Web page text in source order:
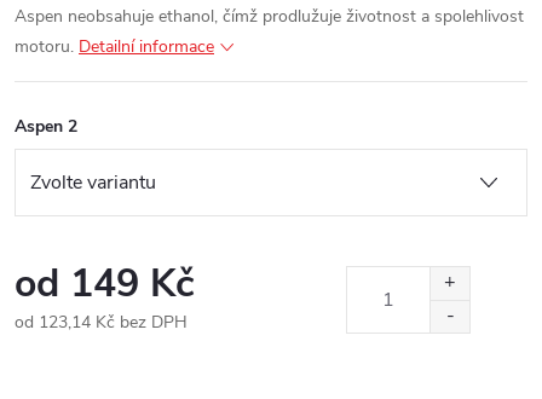
Aspen neobsahuje ethanol, čímž prodlužuje životnost a spolehlivost
motoru. Detailní informace
Aspen 2
od 149 Kč
od 123,14 Kč bez DPH